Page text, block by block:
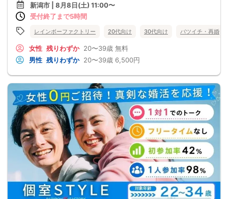
新潟市 | 8月8日(土) 11:00〜
受付終了まで5時間
レインボーファクトリー 20代向け 30代向け バツイチ・再婚
女性 残りわずか 20〜39歳 無料
男性 残りわずか 20〜39歳 6,500円